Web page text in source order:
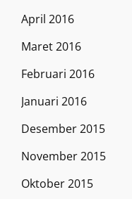
April 2016
Maret 2016
Februari 2016
Januari 2016
Desember 2015
November 2015
Oktober 2015